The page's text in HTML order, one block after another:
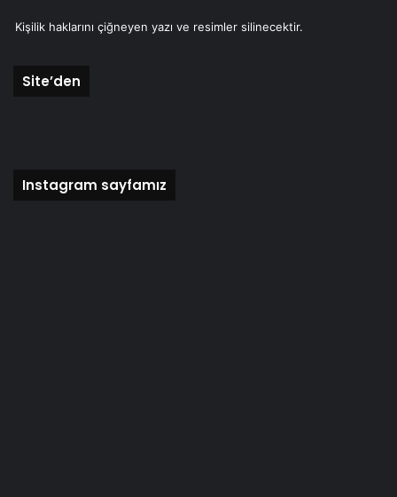
Kişilik haklarını çiğneyen yazı ve resimler silinecektir.
Site’den
Instagram sayfamız